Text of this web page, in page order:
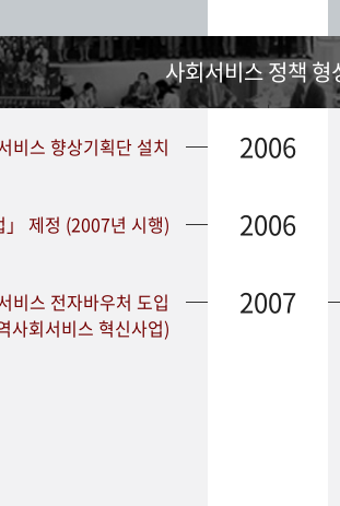
사회서비스 정책 형
비스 향상기획단 설치 2006
제정 (2007년 시행) 2006
비스 전자바우처 도입
사회서비스 혁신사업)
2007